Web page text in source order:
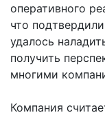
оперативного
что
удалось
получить
многими
Компания